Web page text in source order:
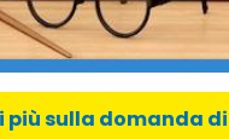
più sulla domanda